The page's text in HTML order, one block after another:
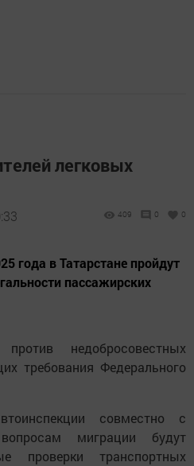
легковых
409 0 0
года в Татарстане пройдут
пассажирских
недобросовестных
требования Федерального
совместно с
миграции будут
проверки транспортных